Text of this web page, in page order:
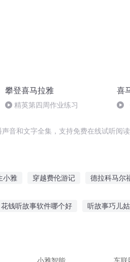
攀登喜马拉雅
精英第四周作业练习
喜
音和文字全集，支持免费在线试听阅
小雅 穿越费伦游记 德拉科马尔
花钱听故事软件哪个好 听故事巧儿
小雅智能 车联